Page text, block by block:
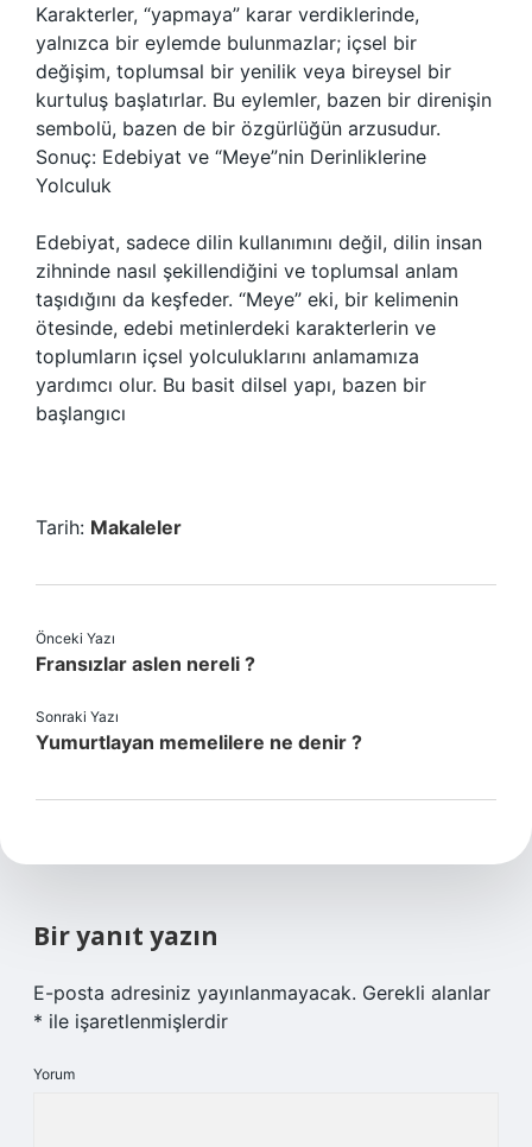
Karakterler, “yapmaya” karar verdiklerinde,
yalnızca bir eylemde bulunmazlar; içsel bir
değişim, toplumsal bir yenilik veya bireysel bir
kurtuluş başlatırlar. Bu eylemler, bazen bir direnişin
sembolü, bazen de bir özgürlüğün arzusudur.
Sonuç: Edebiyat ve “Meye”nin Derinliklerine
Yolculuk
Edebiyat, sadece dilin kullanımını değil, dilin insan
zihninde nasıl şekillendiğini ve toplumsal anlam
taşıdığını da keşfeder. “Meye” eki, bir kelimenin
ötesinde, edebi metinlerdeki karakterlerin ve
toplumların içsel yolculuklarını anlamamıza
yardımcı olur. Bu basit dilsel yapı, bazen bir
başlangıcı
Tarih: Makaleler
Önceki Yazı
Fransızlar aslen nereli ?
Sonraki Yazı
Yumurtlayan memelilere ne denir ?
Bir yanıt yazın
E-posta adresiniz yayınlanmayacak. Gerekli alanlar
* ile işaretlenmişlerdir
Yorum